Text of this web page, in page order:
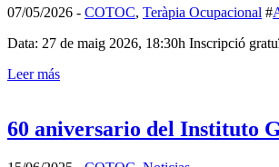
07/05/2026 - COTOC, Teràpia Ocupacional #
Data: 27 de maig 2026, 18:30h Inscripció
Leer más
60 aniversario del Instituto